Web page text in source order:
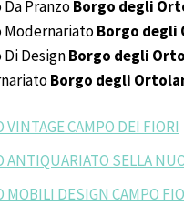
PranzoBorgo degli
ModernariatoBorgo degli
DesignBorgo degli
Borgo degli
VINTAGE CAMPO DEI FIORI
ANTIQUARIATO SELLA
MOBILI DESIGN CAMPO